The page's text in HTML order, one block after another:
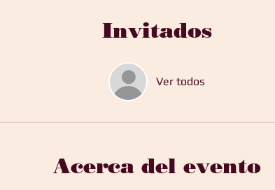
Invitados
Ver todos
Acerca del evento